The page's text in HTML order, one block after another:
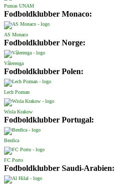
Pumas UNAM
Fodboldklubber Monaco:
AS Monaco
Fodboldklubber Norge:
Vålerenga
Fodboldklubber Polen:
Lech Poznan
Wisla Krakow
Fodboldklubber Portugal:
Benfica
FC Porto
Fodboldklubber Saudi-Arabien: